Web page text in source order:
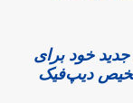
خود برای
دیپ‌فیک